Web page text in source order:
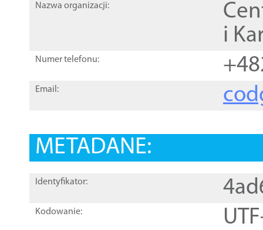
Nazwa organizacji:
i
Numer telefonu:
Email:
METADANE:
Identyfikator:
Kodowanie: